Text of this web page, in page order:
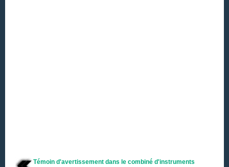
Témoin d'avertissement dans le combiné d'instruments